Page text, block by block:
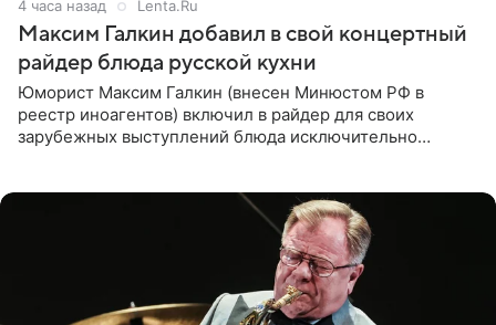
4 часа назад Lenta.Ru
Максим Галкин добавил в свой концертный
райдер блюда русской кухни
Юморист Максим Галкин (внесен Минюстом РФ в
реестр иноагентов) включил в райдер для своих
зарубежных выступлений блюда исключительно